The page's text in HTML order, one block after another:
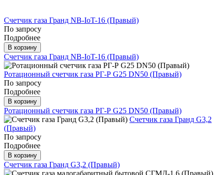
Счетчик газа Гранд NB-IoT-16 (Правый)
По запросу
Подробнее
В корзину
Счетчик газа Гранд NB-IoT-16 (Правый)
Ротационный счетчик газа РГ-Р G25 DN50 (Правый)
По запросу
Подробнее
В корзину
Ротационный счетчик газа РГ-Р G25 DN50 (Правый)
Счетчик газа Гранд G3,2
(Правый)
По запросу
Подробнее
В корзину
Счетчик газа Гранд G3,2 (Правый)